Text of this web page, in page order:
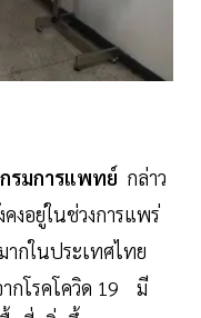
กรมการแพทย์ กล่าว
คงอยู่ในช่วงการแพร่
กในประเทศไทย
กโรคโควิด 19 มี